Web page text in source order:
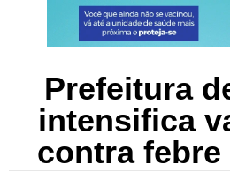
Prefeitura
intensifica
contra febre